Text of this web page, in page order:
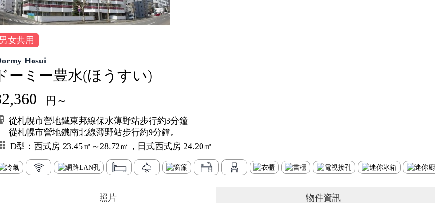
女共用
Hosui
ーミー豊水(ほうすい)
円～
從札幌市營地鐵東邦線保水薄野站步行約3分鐘
從札幌市營地鐵南北線薄野站步行約9分鐘。
D型：西式房 23.45㎡～28.72㎡，日式西式房 24.20㎡
照片 物件資訊